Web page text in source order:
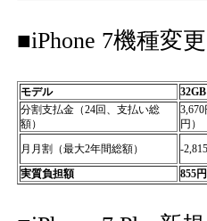
■iPhone 7機種変更
モデル 32GB
分割支払金（24回、支払い総
額）
円）
月月割（最大2年間総額） -
実質負担額
855円